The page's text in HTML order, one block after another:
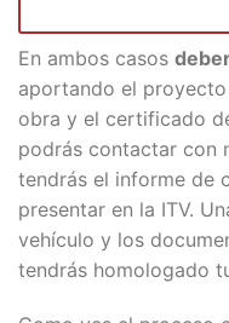
En ambos casos
aportando el
obra y el certificado
podrás contactar con
tendrás el informe de
presentar en la ITV.
vehículo y los
tendrás homologado